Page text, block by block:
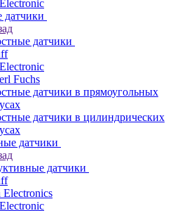
датчики
датчики
Fuchs
датчики в прямоугольных
датчики в цилиндрических
датчики
датчики
Electronics